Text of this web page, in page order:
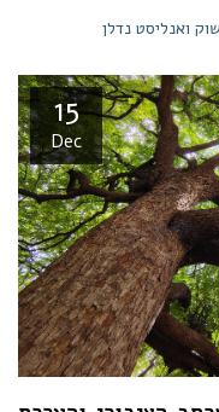
ואנליסט נדלן
15
Dec